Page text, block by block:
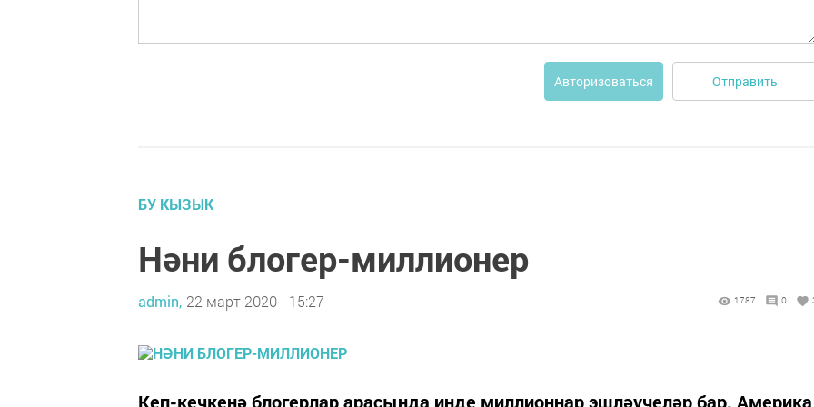
Авторизоваться Отправить
БУ КЫЗЫК
Нәни блогер-миллионер
admin, 22 март 2020 - 15:27 1787 0
Кеп-кечкенә блогерлар арасында инде миллионнар эшләүчеләр бар. Америка